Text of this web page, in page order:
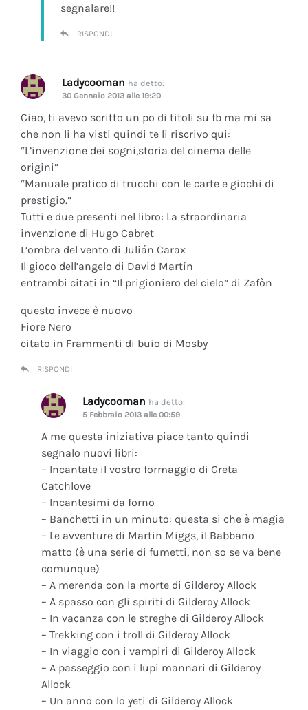
segnalare!!
RISPONDI
Ladycooman ha detto:
30 Gennaio 2013 alle 19:20
Ciao, ti avevo scritto un po di titoli su fb ma mi sa
che non li ha visti quindi te li riscrivo qui:
“L’invenzione dei sogni,storia del cinema delle
origini”
“Manuale pratico di trucchi con le carte e giochi di
prestigio.”
Tutti e due presenti nel libro: La straordinaria
invenzione di Hugo Cabret
L’ombra del vento di Julián Carax
Il gioco dell’angelo di David Martín
entrambi citati in “Il prigioniero del cielo” di Zafòn
questo invece è nuovo
Fiore Nero
citato in Frammenti di buio di Mosby
RISPONDI
Ladycooman ha detto:
5 Febbraio 2013 alle 00:59
A me questa iniziativa piace tanto quindi
segnalo nuovi libri:
– Incantate il vostro formaggio di Greta
Catchlove
– Incantesimi da forno
– Banchetti in un minuto: questa si che è magia
– Le avventure di Martin Miggs, il Babbano
matto (è una serie di fumetti, non so se va bene
comunque)
– A merenda con la morte di Gilderoy Allock
– A spasso con gli spiriti di Gilderoy Allock
– In vacanza con le streghe di Gilderoy Allock
– Trekking con i troll di Gilderoy Allock
– In viaggio con i vampiri di Gilderoy Allock
– A passeggio con i lupi mannari di Gilderoy
Allock
– Un anno con lo yeti di Gilderoy Allock